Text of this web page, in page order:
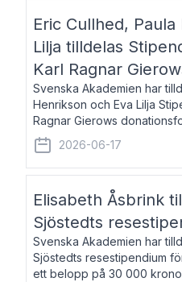
Eric Cullhed,
Lilja tilldelas
Karl Ragnar
Svenska Akademien har
Henrikson och Eva Lilja
Ragnar Gierows
Stipendiebeloppet är på
Cullhed, född 1985, är
2026-06-17
Elisabeth Åsbrink
Sjöstedts
Svenska Akademien har
Sjöstedts resestipendium
ett belopp på 30 000